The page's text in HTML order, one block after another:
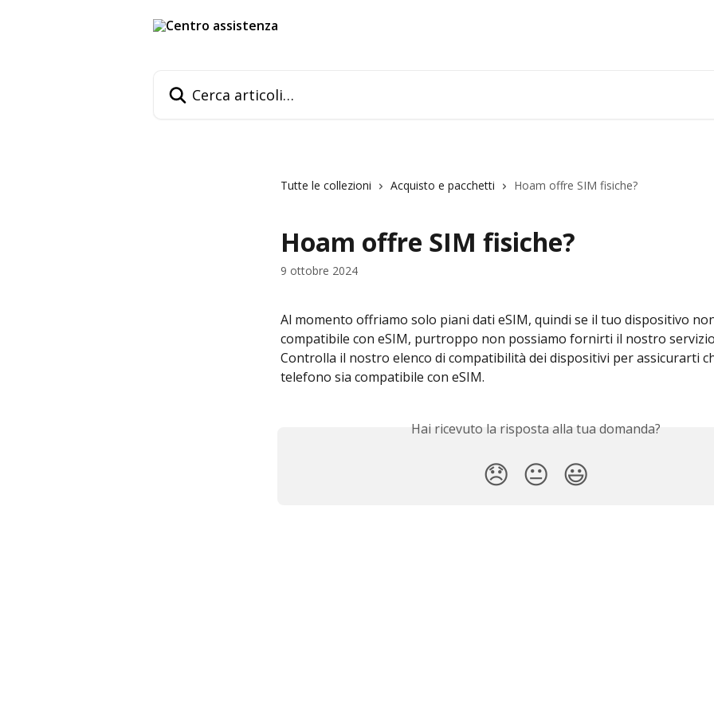
Tutte le collezioni Acquisto e pacchetti Hoam offre SIM fisiche?
Hoam offre SIM fisiche?
9 ottobre 2024
Al momento offriamo solo piani dati eSIM, quindi se il tuo dispositivo
compatibile con eSIM, purtroppo non possiamo fornirti il ​​nostro
Controlla il nostro elenco di compatibilità dei dispositivi per assicurarti
telefono sia compatibile con eSIM.
Hai ricevuto la risposta alla tua domanda?
😞 😐 😃